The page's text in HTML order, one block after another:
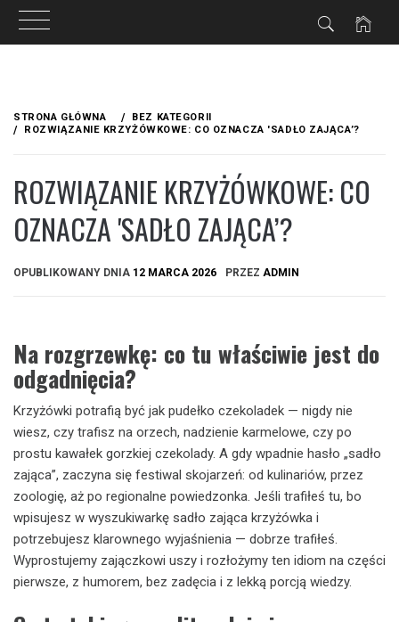
treści
STRONA GŁÓWNA
BEZ KATEGORII
ROZWIĄZANIE KRZYŻÓWKOWE: CO OZNACZA 'SADŁO ZAJĄCA’?
ROZWIĄZANIE KRZYŻÓWKOWE: CO
OZNACZA 'SADŁO ZAJĄCA’?
OPUBLIKOWANY DNIA 12 MARCA 2026 PRZEZ ADMIN
Na rozgrzewkę: co tu właściwie jest do
odgadnięcia?
Krzyżówki potrafią być jak pudełko czekoladek — nigdy nie
wiesz, czy trafisz na orzech, nadzienie karmelowe, czy po
prostu kawałek gorzkiej czekolady. A gdy wpadnie hasło „sadło
zająca”, zaczyna się festiwal skojarzeń: od kulinariów, przez
zoologię, aż po regionalne powiedzonka. Jeśli trafiłeś tu, bo
wpisujesz w wyszukiwarkę sadło zająca krzyżówka i
potrzebujesz klarownego wyjaśnienia — dobrze trafiłeś.
Wyprostujemy zajączkowi uszy i rozłożymy ten idiom na części
pierwsze, z humorem, bez zadęcia i z lekką porcją wiedzy.